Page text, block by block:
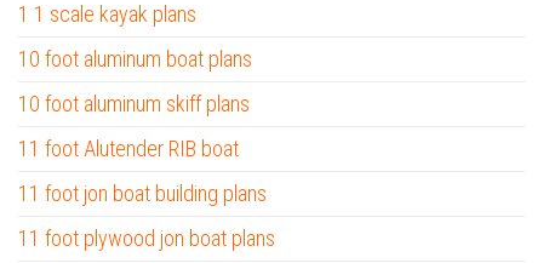
1 1 scale kayak plans
10 foot aluminum boat plans
10 foot aluminum skiff plans
11 foot Alutender RIB boat
11 foot jon boat building plans
11 foot plywood jon boat plans